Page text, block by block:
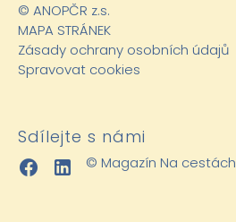
© ANOPČR z.s.
MAPA STRÁNEK
Zásady ochrany osobních údajů
Spravovat cookies
Sdílejte s námi
© Magazín Na cestách